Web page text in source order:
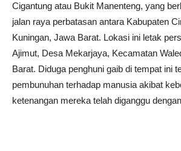
Cigantung atau Bukit Manenteng, yang
jalan raya perbatasan antara Kabupaten
Kuningan, Jawa Barat. Lokasi ini letak
Ajimut, Desa Mekarjaya, Kecamatan
Barat. Diduga penghuni gaib di tempat ini
pembunuhan terhadap manusia akibat
ketenangan mereka telah diganggu